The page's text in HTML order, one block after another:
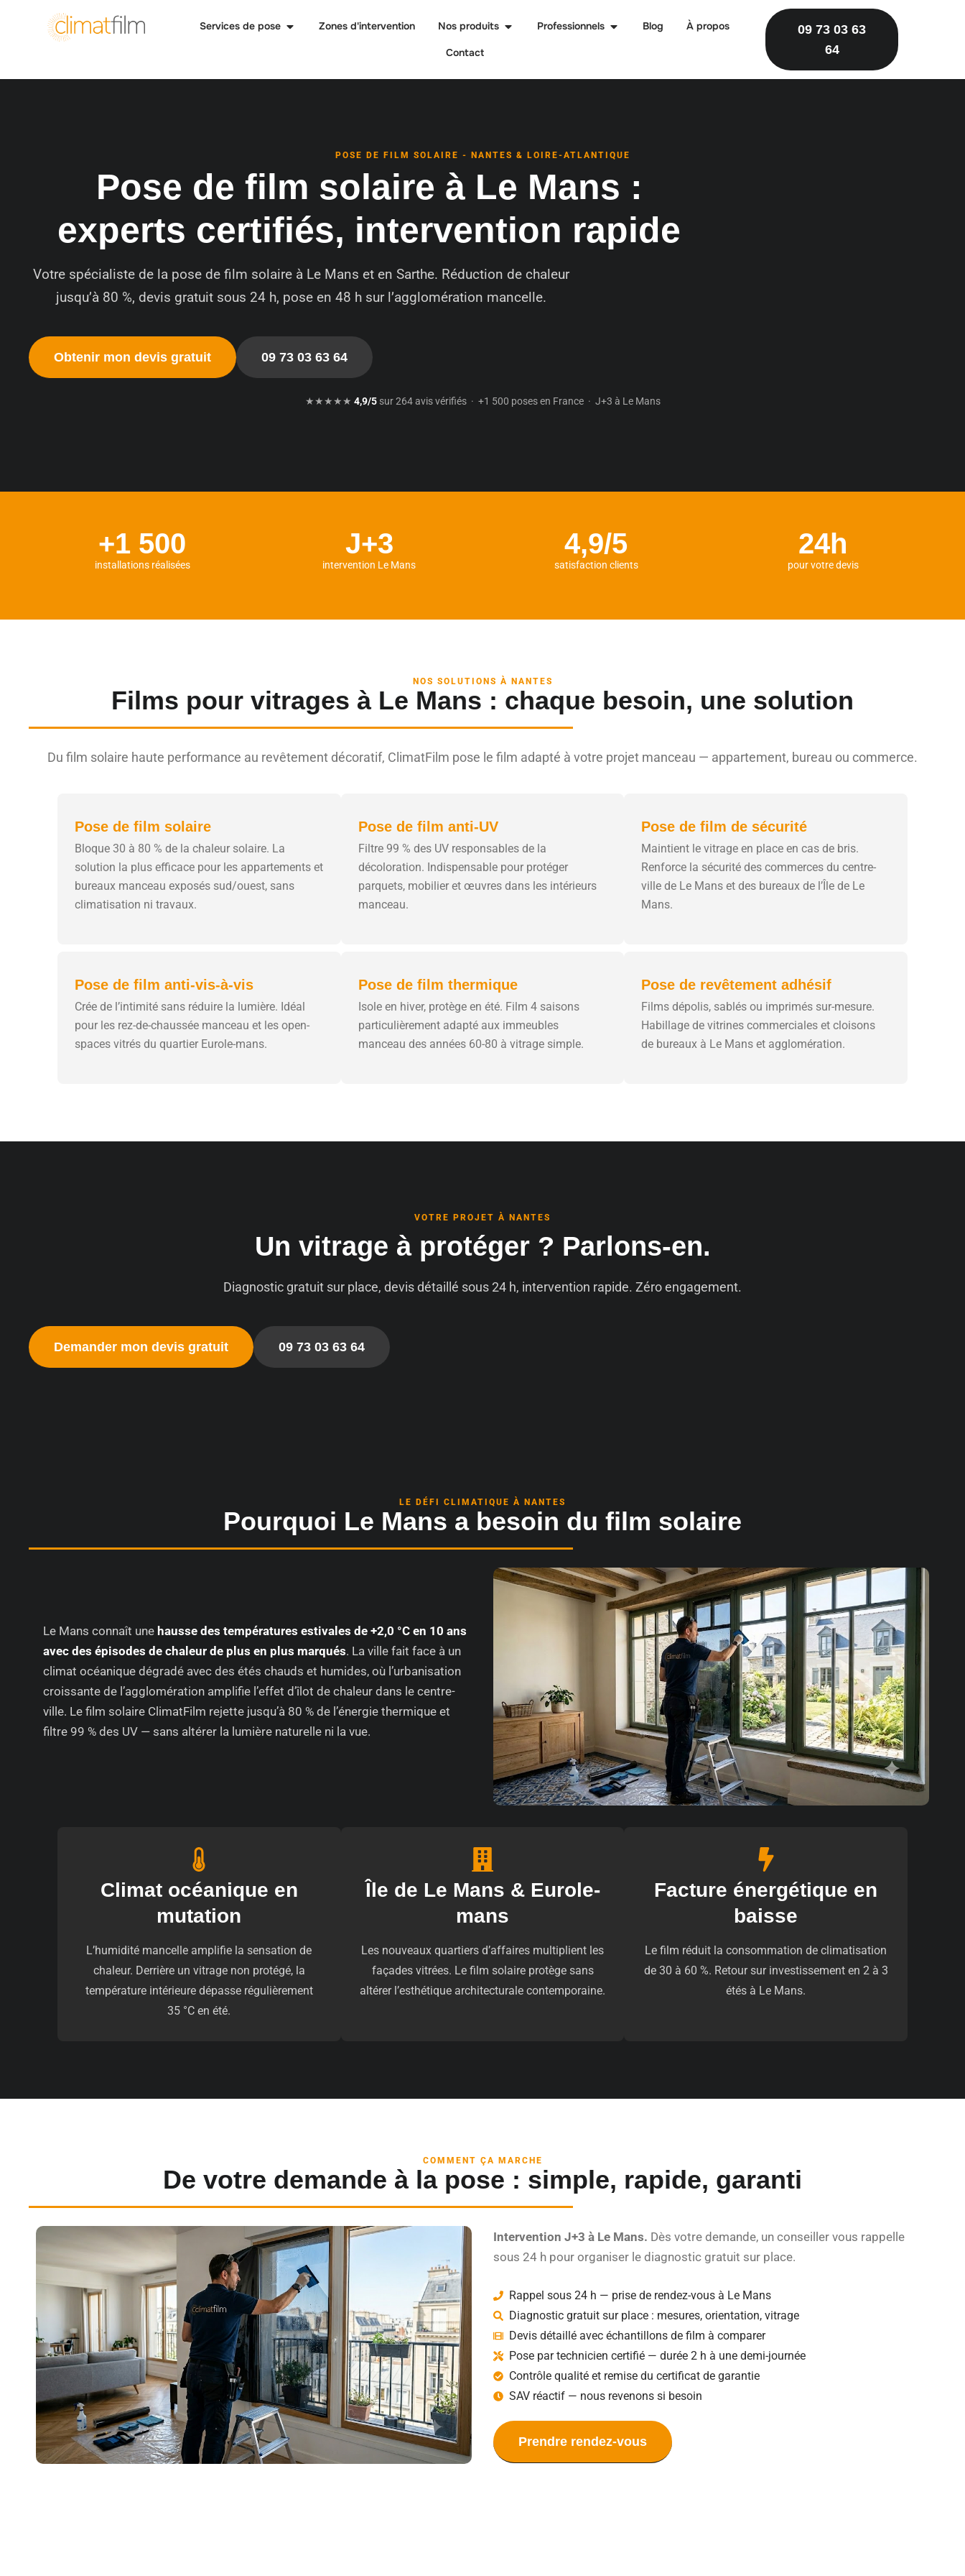
Services de pose Zones d'intervention Nos produits Professionnels Blog À propos
Contact
09 73 03 63
64
POSE DE FILM SOLAIRE - NANTES & LOIRE-ATLANTIQUE
Pose de film solaire à Le Mans :
experts certifiés, intervention rapide
Votre spécialiste de la pose de film solaire à Le Mans et en Sarthe. Réduction de chaleur
jusqu’à 80 %, devis gratuit sous 24 h, pose en 48 h sur l’agglomération mancelle.
Obtenir mon devis gratuit 09 73 03 63 64
★★★★★ 4,9/5sur 264 avis vérifiés · +1 500 poses en France · J+3 à Le Mans
+1 500
installations réalisées
J+3
intervention Le Mans
4,9/5
satisfaction clients
24h
pour votre devis
NOS SOLUTIONS À NANTES
Films pour vitrages à Le Mans : chaque besoin, une solution
Du film solaire haute performance au revêtement décoratif, ClimatFilm pose le film adapté à votre projet manceau — appartement, bureau ou commerce.
Pose de film solaire
Bloque 30 à 80 % de la chaleur solaire. La
solution la plus efficace pour les appartements et
bureaux manceau exposés sud/ouest, sans
climatisation ni travaux.
Pose de film anti-UV
Filtre 99 % des UV responsables de la
décoloration. Indispensable pour protéger
parquets, mobilier et œuvres dans les intérieurs
manceau.
Pose de film de sécurité
Maintient le vitrage en place en cas de bris.
Renforce la sécurité des commerces du centre-
ville de Le Mans et des bureaux de l’Île de Le
Mans.
Pose de film anti-vis-à-vis
Crée de l’intimité sans réduire la lumière. Idéal
pour les rez-de-chaussée manceau et les open-
spaces vitrés du quartier Eurole-mans.
Pose de film thermique
Isole en hiver, protège en été. Film 4 saisons
particulièrement adapté aux immeubles
manceau des années 60-80 à vitrage simple.
Pose de revêtement adhésif
Films dépolis, sablés ou imprimés sur-mesure.
Habillage de vitrines commerciales et cloisons
de bureaux à Le Mans et agglomération.
VOTRE PROJET À NANTES
Un vitrage à protéger ? Parlons-en.
Diagnostic gratuit sur place, devis détaillé sous 24 h, intervention rapide. Zéro engagement.
Demander mon devis gratuit 09 73 03 63 64
LE DÉFI CLIMATIQUE À NANTES
Pourquoi Le Mans a besoin du film solaire
Le Mans connaît une hausse des températures estivales de +2,0 °C en 10 ans
avec des épisodes de chaleur de plus en plus marqués. La ville fait face à un
climat océanique dégradé avec des étés chauds et humides, où l’urbanisation
croissante de l’agglomération amplifie l’effet d’îlot de chaleur dans le centre-
ville. Le film solaire ClimatFilm rejette jusqu’à 80 % de l’énergie thermique et
filtre 99 % des UV — sans altérer la lumière naturelle ni la vue.
Climat océanique en
mutation
L’humidité mancelle amplifie la sensation de
chaleur. Derrière un vitrage non protégé, la
température intérieure dépasse régulièrement
35 °C en été.
Île de Le Mans & Eurole-
mans
Les nouveaux quartiers d’affaires multiplient les
façades vitrées. Le film solaire protège sans
altérer l’esthétique architecturale contemporaine.
Facture énergétique en
baisse
Le film réduit la consommation de climatisation
de 30 à 60 %. Retour sur investissement en 2 à 3
étés à Le Mans.
COMMENT ÇA MARCHE
De votre demande à la pose : simple, rapide, garanti
Intervention J+3 à Le Mans. Dès votre demande, un conseiller vous rappelle
sous 24 h pour organiser le diagnostic gratuit sur place.
Rappel sous 24 h — prise de rendez-vous à Le Mans
Diagnostic gratuit sur place : mesures, orientation, vitrage
Devis détaillé avec échantillons de film à comparer
Pose par technicien certifié — durée 2 h à une demi-journée
Contrôle qualité et remise du certificat de garantie
SAV réactif — nous revenons si besoin
Prendre rendez-vous